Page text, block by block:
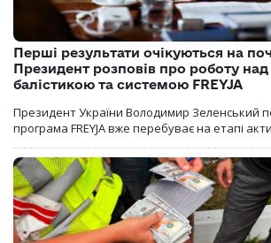
Перші результати очікуються на
Президент розповів про роботу
балістикою та системою FREYJA
Президент України Володимир Зеленський
програма FREYJA вже перебуває на етапі